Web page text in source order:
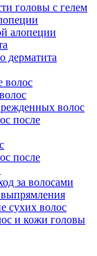
головы с гелем
алопеции
дерматита
волос
волос
после
после
за волосами
выпрямления
сухих волос
и кожи головы